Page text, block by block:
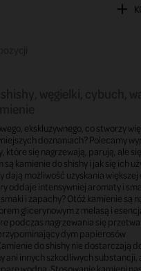
ekskluzywnego, co stworzy
doznaniach? Polecamy
które się nagrzewają, parują, ale
są kamienie do shishy i jak się ich
dają możliwość uzyskania
oddaje intensywniej aromaty i
i zapachy? Otóż kamienie są
glicerynowym z melasą i
podczas nagrzewania się
dym papierosów
do shishy nie dostarczają
ani innych szkodliwych substancji,